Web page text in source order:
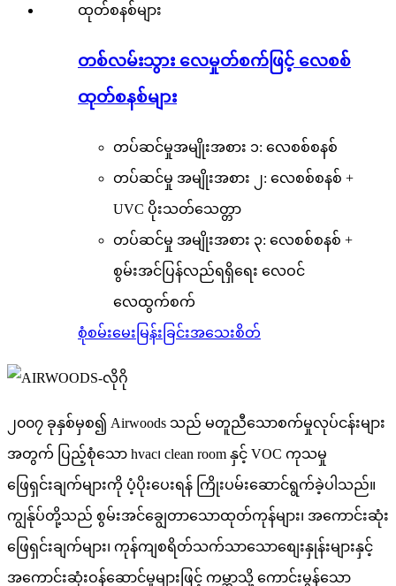
တစ်လမ်းသွား လေမှုတ်စက်ဖြင့် လေစစ်
ထုတ်စနစ်များ
တပ်ဆင်မှုအမျိုးအစား ၁: လေစစ်စနစ်
တပ်ဆင်မှု အမျိုးအစား ၂: လေစစ်စနစ် +
UVC ပိုးသတ်သေတ္တာ
တပ်ဆင်မှု အမျိုးအစား ၃: လေစစ်စနစ် +
စွမ်းအင်ပြန်လည်ရရှိရေး လေဝင်
လေထွက်စက်
စုံစမ်းမေးမြန်းခြင်းအသေးစိတ်
၂၀၀၇ ခုနှစ်မှစ၍ Airwoods သည် မတူညီသောစက်မှုလုပ်ငန်းများ
အတွက် ပြည့်စုံသော hvac၊ clean room နှင့် VOC ကုသမှု
ဖြေရှင်းချက်များကို ပံ့ပိုးပေးရန် ကြိုးပမ်းဆောင်ရွက်ခဲ့ပါသည်။
ကျွန်ုပ်တို့သည် စွမ်းအင်ချွေတာသောထုတ်ကုန်များ၊ အကောင်းဆုံး
ဖြေရှင်းချက်များ၊ ကုန်ကျစရိတ်သက်သာသောစျေးနှုန်းများနှင့်
အကောင်းဆုံးဝန်ဆောင်မှုများဖြင့် ကမ္ဘာသို့ ကောင်းမွန်သော